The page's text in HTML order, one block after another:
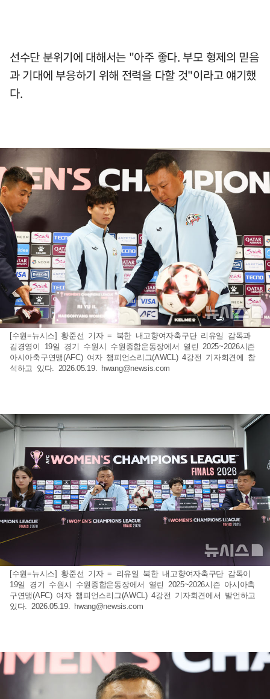
선수단 분위기에 대해서는 "아주 좋다. 부모 형제의 믿음
과 기대에 부응하기 위해 전력을 다할 것"이라고 얘기했
다.
[수원=뉴시스] 황준선 기자 = 북한 내고향여자축구단 리유일 감독과
김경영이 19일 경기 수원시 수원종합운동장에서 열린 2025~2026시즌
아시아축구연맹(AFC) 여자 챔피언스리그(AWCL) 4강전 기자회견에 참
석하고 있다. 2026.05.19. hwang@newsis.com
[수원=뉴시스] 황준선 기자 = 리유일 북한 내고향여자축구단 감독이
19일 경기 수원시 수원종합운동장에서 열린 2025~2026시즌 아시아축
구연맹(AFC) 여자 챔피언스리그(AWCL) 4강전 기자회견에서 발언하고
있다. 2026.05.19. hwang@newsis.com